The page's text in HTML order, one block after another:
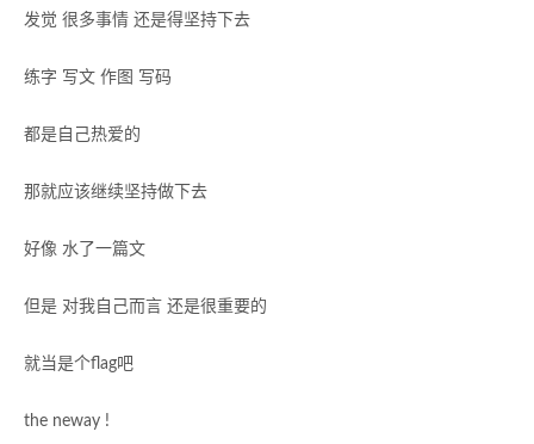
发觉 很多事情 还是得坚持下去
练字 写文 作图 写码
都是自己热爱的
那就应该继续坚持做下去
好像 水了一篇文
但是 对我自己而言 还是很重要的
就当是个flag吧
the neway !